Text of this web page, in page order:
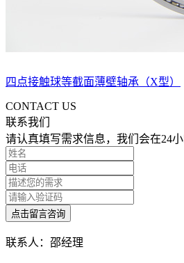
四点接触球等截面薄壁轴承（X型）
CONTACT US
联系我们
请认真填写需求信息，我们会在24
联系人：邵经理